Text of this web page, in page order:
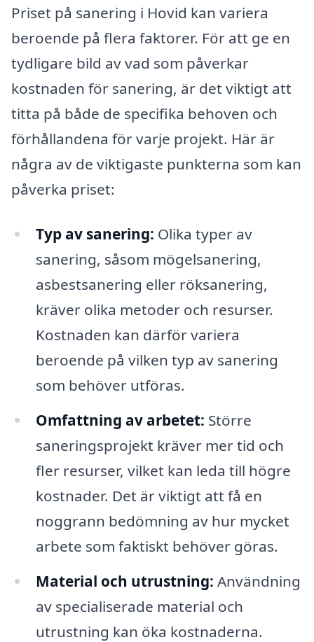
Priset på sanering i Hovid kan variera
beroende på flera faktorer. För att ge en
tydligare bild av vad som påverkar
kostnaden för sanering, är det viktigt att
titta på både de specifika behoven och
förhållandena för varje projekt. Här är
några av de viktigaste punkterna som kan
påverka priset:
Typ av sanering: Olika typer av
sanering, såsom mögelsanering,
asbestsanering eller röksanering,
kräver olika metoder och resurser.
Kostnaden kan därför variera
beroende på vilken typ av sanering
som behöver utföras.
Omfattning av arbetet: Större
saneringsprojekt kräver mer tid och
fler resurser, vilket kan leda till högre
kostnader. Det är viktigt att få en
noggrann bedömning av hur mycket
arbete som faktiskt behöver göras.
Material och utrustning: Användning
av specialiserade material och
utrustning kan öka kostnaderna.